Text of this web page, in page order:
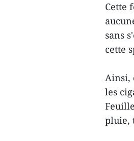
Cette
sans
cette
Ainsi,
les
pluie,